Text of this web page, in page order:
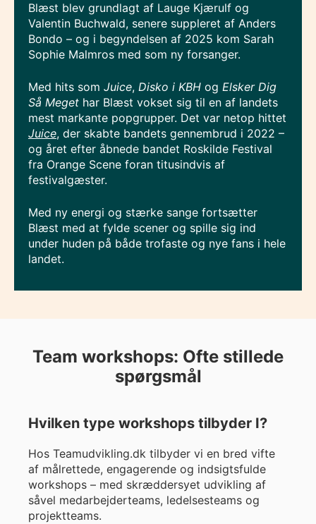
Blæst blev grundlagt af Lauge Kjærulf og
Valentin Buchwald, senere suppleret af Anders
Bondo – og i begyndelsen af 2025 kom Sarah
Sophie Malmros med som ny forsanger.
Med hits som Juice, Disko i KBH og Elsker Dig
Så Meget har Blæst vokset sig til en af landets
mest markante popgrupper. Det var netop hittet
Juice, der skabte bandets gennembrud i 2022 –
og året efter åbnede bandet Roskilde Festival
fra Orange Scene foran titusindvis af
festivalgæster.
Med ny energi og stærke sange fortsætter
Blæst med at fylde scener og spille sig ind
under huden på både trofaste og nye fans i hele
landet.
Team workshops: Ofte stillede
spørgsmål
Hvilken type workshops tilbyder I?
Hos Teamudvikling.dk tilbyder vi en bred vifte
af målrettede, engagerende og indsigtsfulde
workshops – med skræddersyet udvikling af
såvel medarbejderteams, ledelsesteams og
projektteams.